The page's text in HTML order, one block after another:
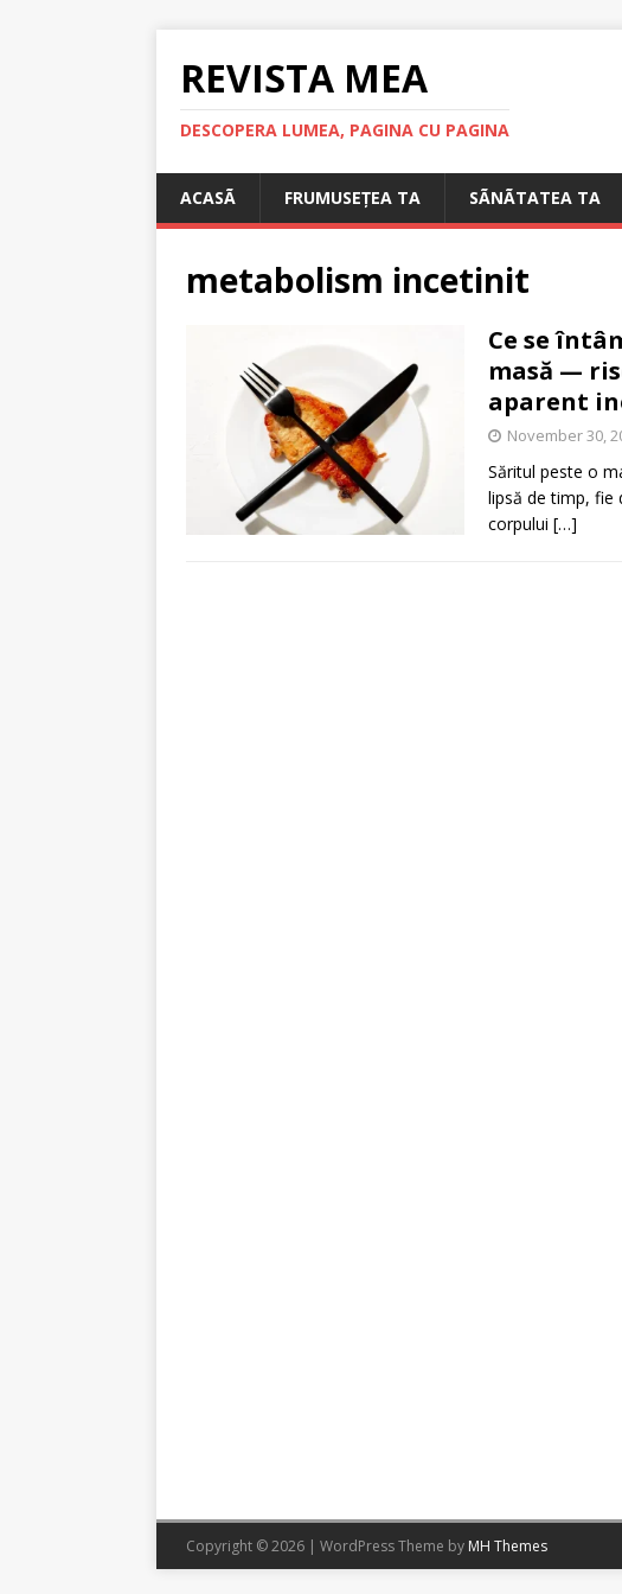
REVISTA MEA
DESCOPERA LUMEA, PAGINA CU PAGINA
ACASÃ FRUMUSEȚEA TA SÃNÃTATEA TA
metabolism incetinit
Ce se
masă —
aparent
November 30,
Săritul peste o
lipsă de timp, fie
corpului […]
Copyright © 2026 | WordPress Theme by MH Themes